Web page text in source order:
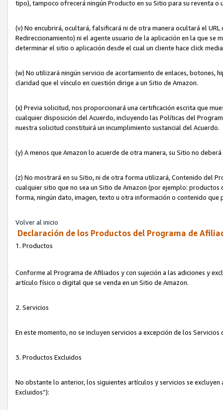
tipo), tampoco ofrecerá ningún Producto en su Sitio para su reventa o
(v) No encubrirá, ocultará, falsificará ni de otra manera ocultará el
Redireccionamiento) ni el agente usuario de la aplicación en la que
determinar el sitio o aplicación desde el cual un cliente hace click
(w) No utilizará ningún servicio de acortamiento de enlaces, botones,
claridad que el vínculo en cuestión dirige a un Sitio de Amazon.
(x) Previa solicitud, nos proporcionará una certificación escrita que
cualquier disposición del Acuerdo, incluyendo las Políticas del
nuestra solicitud constituirá un incumplimiento sustancial del Acuerdo.
(y) A menos que Amazon lo acuerde de otra manera, su Sitio no
(z) No mostrará en su Sitio, ni de otra forma utilizará, Contenido del
cualquier sitio que no sea un Sitio de Amazon (por ejemplo:
forma, ningún dato, imagen, texto u otra información o contenido
Volver al inicio
Declaración de los Productos del Programa de
1. Productos
Conforme al Programa de Afiliados y con sujeción a las adiciones y
artículo físico o digital que se venda en un Sitio de Amazon.
2. Servicios
En este momento, no se incluyen servicios a excepción de los
3. Productos Excluidos
No obstante lo anterior, los siguientes artículos y servicios se
Excluidos”):